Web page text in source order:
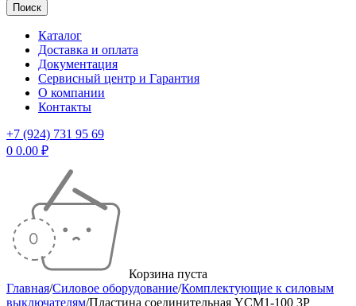
Каталог
Доставка и оплата
Документация
Сервисный центр и Гарантия
О компании
Контакты
+7 (924) 731 95 69
0 0.00 ₽
Корзина пуста
Главная/Силовое оборудование/Комплектующие к силовым
выключателям/Пластина соединительная YCM1-100 3P